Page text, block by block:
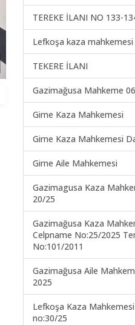
TEREKE İLANI NO 133-
Lefkoşa kaza mahkemesi
TEKERE İLANI
Gazimağusa Mahkeme
Girne Kaza Mahkemesi
Girne Kaza Mahkemesi
Girne Aile Mahkemesi
Gazimagusa Kaza
20/25
Gazimağusa Kaza
Celpname No:25/2025
No:101/2011
Gazimağusa Aile
2025
Lefkoşa Kaza
no:30/25